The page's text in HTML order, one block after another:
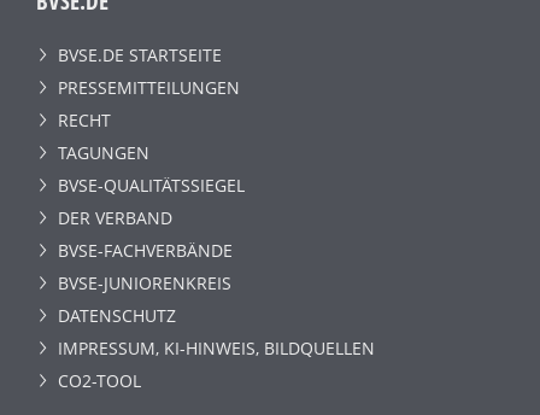
BVSE.DE STARTSEITE
PRESSEMITTEILUNGEN
RECHT
TAGUNGEN
BVSE-QUALITÄTSSIEGEL
DER VERBAND
BVSE-FACHVERBÄNDE
BVSE-JUNIORENKREIS
DATENSCHUTZ
IMPRESSUM, KI-HINWEIS, BILDQUELLEN
CO2-TOOL